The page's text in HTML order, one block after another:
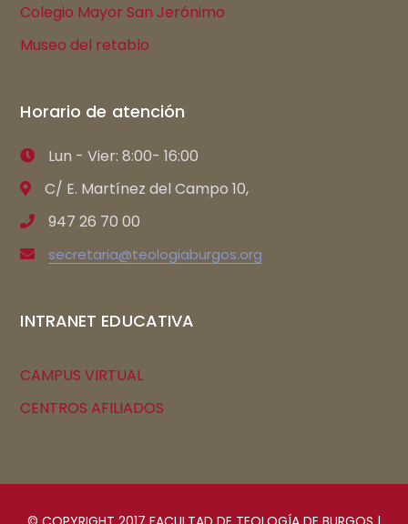
Colegio Mayor San Jerónimo
Museo del retablo
Horario de atención
Lun - Vier: 8:00- 16:00
C/ E. Martínez del Campo 10,
947 26 70 00
secretaria@teologiaburgos.org
INTRANET EDUCATIVA
CAMPUS VIRTUAL
CENTROS AFILIADOS